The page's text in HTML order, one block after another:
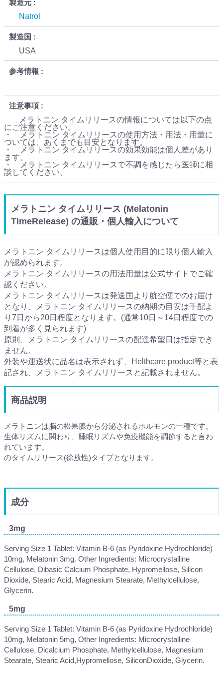
製造元
Natrol
製造国
USA
参考情報
注意事項
メラトニン タイムリリースの情報については以下の点
にご注意ください。
・ メラトニン タイムリリースの使用方法・用法・用量に
ついては、あくまでも目安となります。
・ メラトニン タイムリリースの効果効能は個人差があり
ます。
・ メラトニン タイムリリースで不調を感じたら医師に相
談してください。
メラトニン タイムリリース (Melatonin
TimeRelease) の通販・個人輸入について
メラトニン タイムリリースは個人使用目的に限り個人輸入
が認められます。
メラトニン タイムリリースの用法用量は公式サイトでご確
認ください。
メラトニン タイムリリースは発送国より航空便でのお届け
となり、メラトニン タイムリリースの納期の目安は手配よ
り7日から20日程度となります。(通常10日～14日程度での
到着が多く見られます)
原則、メラトニン タイムリリースの配達希望日は指定でき
ません。
外装や運送状に品名は表示されず、Helthcare product等と表
記され、メラトニン タイムリリースと記載されません。
商品説明
メラトニンは脳の松果腺から分泌されるホルモンの一種です。
生体リズムに関わり、睡眠リズムや免疫機能を調節すると言わ
れています。
のタイムリリース(徐放性)タイプとなります。
成分
3mg
Serving Size 1 Tablet: Vitamin B-6 (as Pyridoxine Hydrochloride)
10mg, Melatonin 3mg. Other Ingredients: Microcrystalline
Cellulose, Dibasic Calcium Phosphate, Hypromellose, Silicon
Dioxide, Stearic Acid, Magnesium Stearate, Methylcellulose,
Glycerin.
5mg
Serving Size 1 Tablet: Vitamin B-6 (as Pyridoxine Hydrochloride)
10mg, Melatonin 5mg, Other Ingredients: Microcrystalline
Cellulose, Dicalcium Phosphate, Methylcellulose, Magnesium
Stearate, Stearic Acid,Hypromellose, SiliconDioxide, Glycerin.